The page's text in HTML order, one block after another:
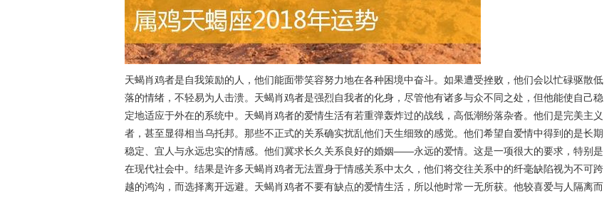
天蝎肖鸡者是自我策励的人，他们能面带笑容努力地在各种困境中奋斗。如果遭受挫败，他们会以忙碌驱散低
落的情绪，不轻易为人击溃。天蝎肖鸡者是强烈自我者的化身，尽管他有诸多与众不同之处，但他能使自己稳
定地适应于外在的系统中。天蝎肖鸡者的爱情生活有若重弹轰炸过的战线，高低潮纷落杂沓。他们是完美主义
者，甚至显得相当乌托邦。那些不正式的关系确实扰乱他们天生细致的感觉。他们希望自爱情中得到的是长期
稳定、宜人与永远忠实的情感。他们冀求长久关系良好的婚姻——永远的爱情。这是一项很大的要求，特别是
在现代社会中。结果是许多天蝎肖鸡者无法置身于情感关系中太久，他们将交往关系中的纤毫缺陷视为不可跨
越的鸿沟，而选择离开远避。天蝎肖鸡者不要有缺点的爱情生活，所以他时常一无所获。他较喜爱与人隔离而